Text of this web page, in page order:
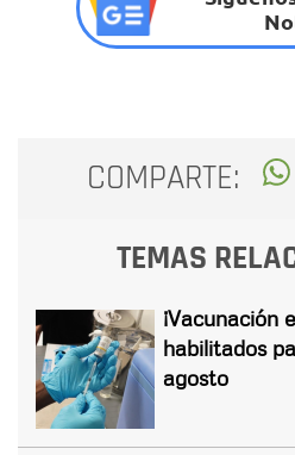
COMPARTE:
TEMAS
¡Vacunación
habilitados
agosto